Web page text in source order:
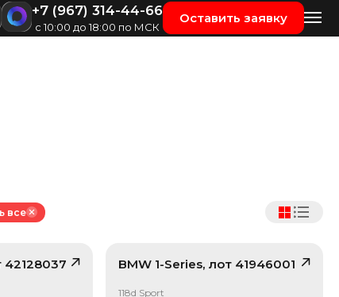
+7 (967) 314-44-66
с 10:00 до 18:00 по МСК
Оставить заявку
все
42128037
/ 10 BMW 1-Series, лот 41946001
/ 10
118d Sport